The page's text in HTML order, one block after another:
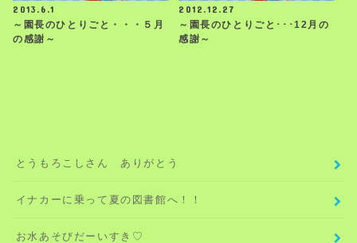
2013.6.1
～園長のひとりごと・・・５月
の感謝～
2012.12.27
～園長のひとりごと･･･12月の
感謝～
とうもろこしさん ありがとう
イナカーに乗って夏の図書館へ！！
お水あそびだーいすき♡